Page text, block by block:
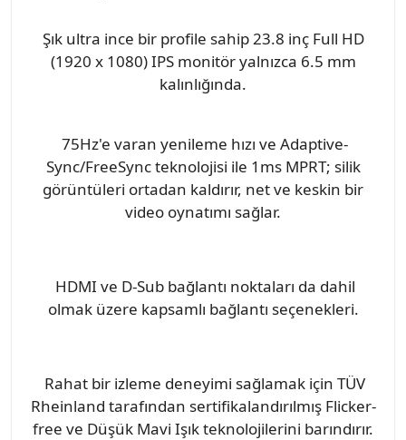
Şık ultra ince bir profile sahip 23.8 inç Full HD
(1920 x 1080) IPS monitör yalnızca 6.5 mm
kalınlığında.
75Hz'e varan yenileme hızı ve Adaptive-
Sync/FreeSync teknolojisi ile 1ms MPRT; silik
görüntüleri ortadan kaldırır, net ve keskin bir
video oynatımı sağlar.
HDMI ve D-Sub bağlantı noktaları da dahil
olmak üzere kapsamlı bağlantı seçenekleri.
Rahat bir izleme deneyimi sağlamak için TÜV
Rheinland tarafından sertifikalandırılmış Flicker-
free ve Düşük Mavi Işık teknolojilerini barındırır.